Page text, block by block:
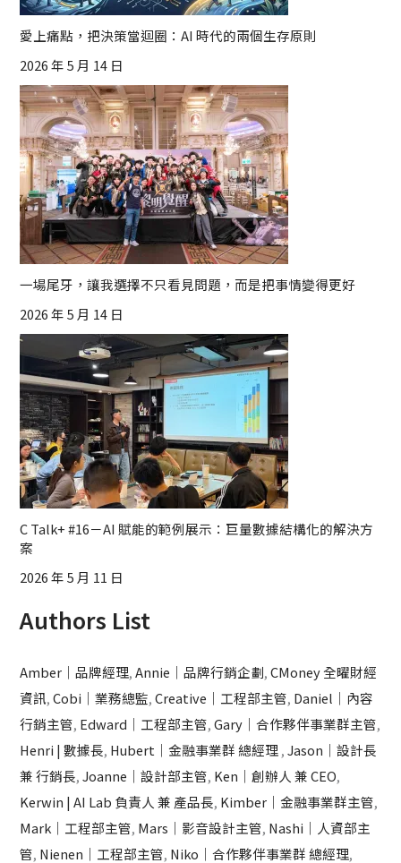
愛上痛點，把決策當迴圈：AI 時代的兩個生存原則
2026 年 5 月 14 日
一場尾牙，讓我選擇不只看見問題，而是把事情變得更好
2026 年 5 月 14 日
C Talk+ #16－AI 賦能的範例展示：巨量數據結構化的解決方
案
2026 年 5 月 11 日
Authors List
Amber｜品牌經理,Annie｜品牌行銷企劃,CMoney 全曜財經
資訊,Cobi｜業務總監,Creative｜工程部主管, Daniel｜內容
行銷主管, Edward｜工程部主管,Gary｜合作夥伴事業群主管,
Henri | 數據長, Hubert｜金融事業群 總經理,Jason｜設計長
兼 行銷長,Joanne｜設計部主管, Ken｜創辦人 兼 CEO,
Kerwin | AI Lab 負責人 兼 產品長, Kimber｜金融事業群主管,
Mark｜工程部主管, Mars｜影音設計主管, Nashi｜人資部主
管, Nienen｜工程部主管, Niko｜合作夥伴事業群 總經理,